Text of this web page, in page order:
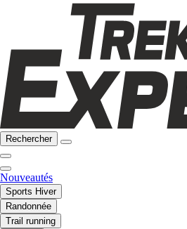
Rechercher
Nouveautés
Sports Hiver
Randonnée
Trail running